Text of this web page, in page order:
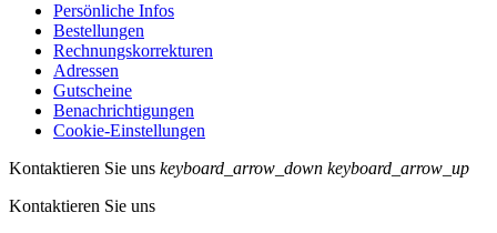
Persönliche Infos
Bestellungen
Rechnungskorrekturen
Adressen
Gutscheine
Benachrichtigungen
Cookie-Einstellungen
Kontaktieren Sie uns keyboard_arrow_down keyboard_arrow_up
Kontaktieren Sie uns